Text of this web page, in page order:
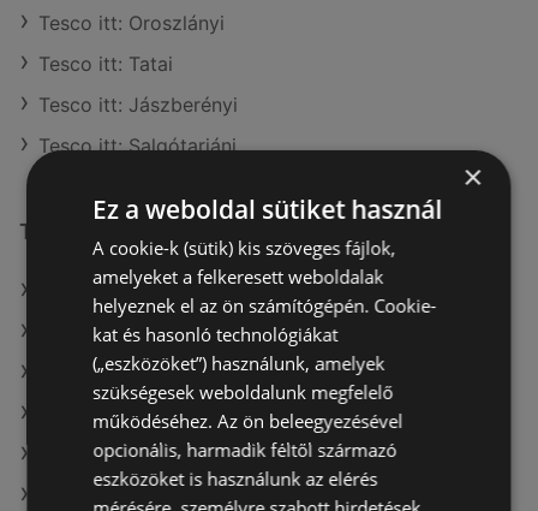
Tesco itt: Oroszlányi
Tesco itt: Tatai
Tesco itt: Jászberényi
Tesco itt: Salgótarjáni
További linkek
A(z) Tesco ajánlatai
A(z) Aldi ajánlatai
A(z) G'Roby ajánlatai
A(z) Spar aktuális akciós újságjai
A(z) ÁRKLUB aktuális akciós újságjai
A(z) Müller HU aktuális akciós újságjai
×
Ez a weboldal sütiket használ
A cookie-k (sütik) kis szöveges fájlok,
amelyeket a felkeresett weboldalak
helyeznek el az ön számítógépén. Cookie-
kat és hasonló technológiákat
(„eszközöket”) használunk, amelyek
szükségesek weboldalunk megfelelő
működéséhez. Az ön beleegyezésével
opcionális, harmadik féltől származó
eszközöket is használunk az elérés